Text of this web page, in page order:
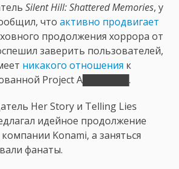
Silent Hill: Shattered Memories, у
что активно продвигает
продолжения хоррора от
заверить пользователей,
никакого отношения к
Project A███████.
Her Story и Telling Lies
идейное продолжение
компании Konami, а заняться
фанаты.